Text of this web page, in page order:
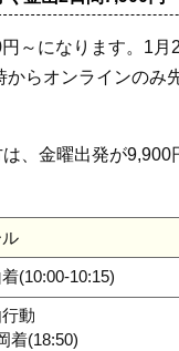
～になります。1月
らオンラインのみ
、金曜出発が9,900
(10:00-10:15)
動
着(18:50)